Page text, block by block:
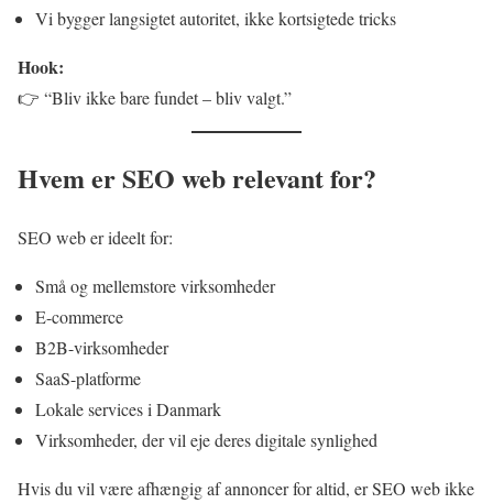
Vi bygger langsigtet autoritet, ikke kortsigtede tricks
Hook:
👉 “Bliv ikke bare fundet – bliv valgt.”
Hvem er SEO web relevant for?
SEO web er ideelt for:
Små og mellemstore virksomheder
E-commerce
B2B-virksomheder
SaaS-platforme
Lokale services i Danmark
Virksomheder, der vil eje deres digitale synlighed
Hvis du vil være afhængig af annoncer for altid, er SEO web ikke